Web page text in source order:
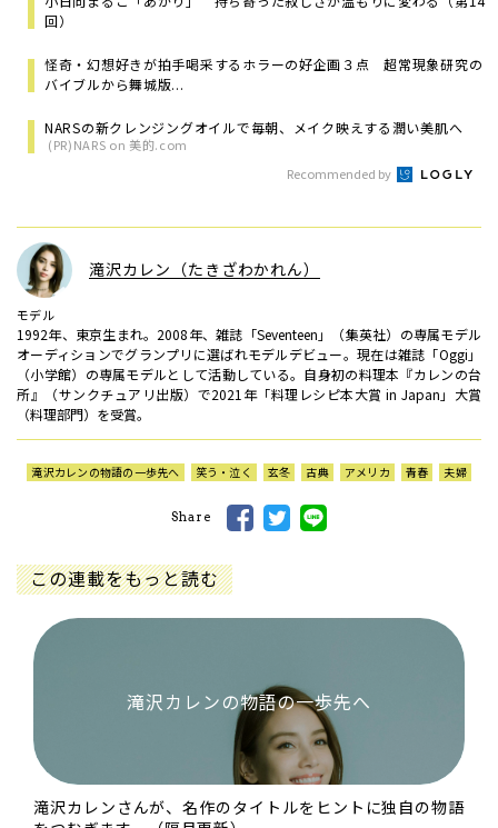
回）
怪奇・幻想好きが拍手喝采するホラーの好企画３点 超常現象研究の
バイブルから舞城版...
NARSの新クレンジングオイルで毎朝、メイク映えする潤い美肌へ
(PR)NARS on 美的.com
Recommended by
滝沢カレン（たきざわかれん）
モデル
1992年、東京生まれ。2008年、雑誌「Seventeen」（集英社）の専属モデル
オーディションでグランプリに選ばれモデルデビュー。現在は雑誌「Oggi」
（小学館）の専属モデルとして活動している。自身初の料理本『カレンの台
所』（サンクチュアリ出版）で2021年「料理レシピ本大賞 in Japan」大賞
（料理部門）を受賞。
滝沢カレンの物語の一歩先へ 笑う・泣く 玄冬 古典 アメリカ 青春 夫婦
Share
この連載をもっと読む
滝沢カレンの物語の一歩先へ
滝沢カレンさんが、名作のタイトルをヒントに独自の物語